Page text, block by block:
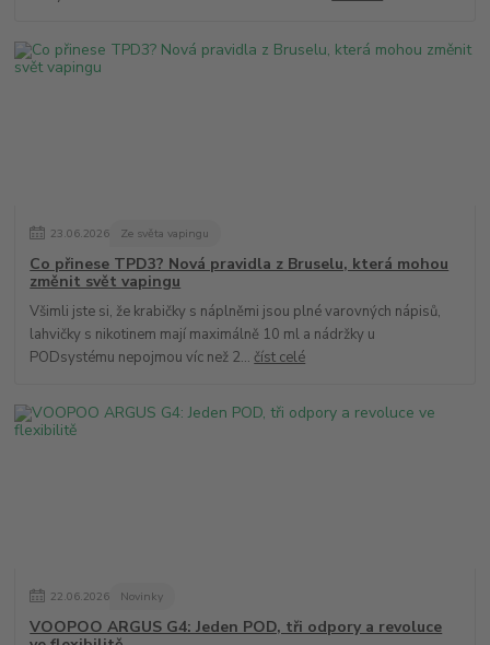
23.06.2026 Ze světa vapingu
Co přinese TPD3? Nová pravidla z Bruselu, která mohou
změnit svět vapingu
Všimli jste si, že krabičky s náplněmi jsou plné varovných nápisů,
lahvičky s nikotinem mají maximálně 10 ml a nádržky u
PODsystému nepojmou víc než 2... číst celé
22.06.2026 Novinky
VOOPOO ARGUS G4: Jeden POD, tři odpory a revoluce